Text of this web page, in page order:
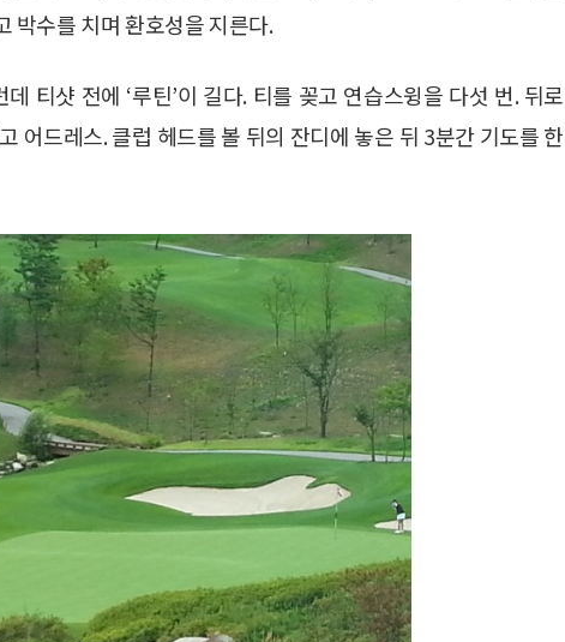
박수를 치며 환호성을 지른다.
티샷 전에 ‘루틴’이 길다. 티를 꽂고 연습스윙을 다섯 번. 뒤로
어드레스. 클럽 헤드를 볼 뒤의 잔디에 놓은 뒤 3분간 기도를 한